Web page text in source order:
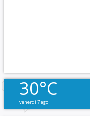
30°C
venerdì 7 ago